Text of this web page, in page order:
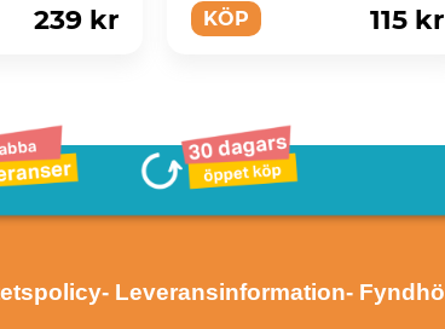
239 kr KÖP 115 kr
- Leveransinformation-